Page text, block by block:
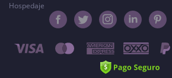
Hospedaje